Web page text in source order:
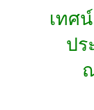
เทศ
ปร